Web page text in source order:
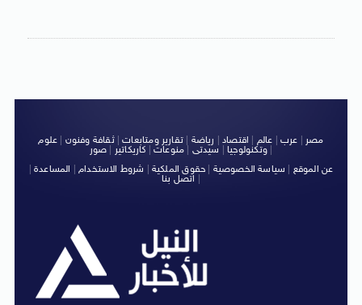
مصر عرب عالم اقتصاد رياضة |تقارير ومتابعات|ثقافة وفنون
علوم
وتكنولوجيا| سيدتى منوعات كاريكاتير صور
|
عن الموقع
سياسة الخصوصية حقوق الملكية شروط الاستخدام| المساعدة|
اتصل بنا